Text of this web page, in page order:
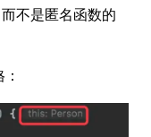
不是匿名函数的